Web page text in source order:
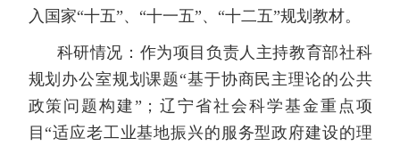
入国家“十五”、“十一五”、“十二五”规划教材。
科研情况：作为项目负责人主持教育部社科
规划办公室规划课题“基于协商民主理论的公共
政策问题构建”；辽宁省社会科学基金重点项
目“适应老工业基地振兴的服务型政府建设的理